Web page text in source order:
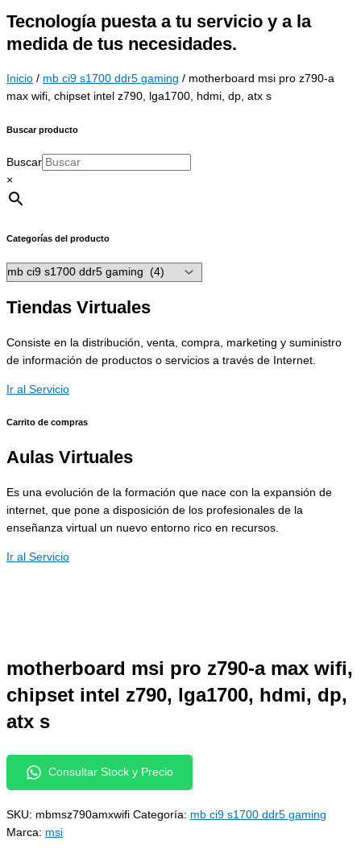
Tecnología puesta a tu servicio y a la
medida de tus necesidades.
Inicio / mb ci9 s1700 ddr5 gaming / motherboard msi pro z790-a
max wifi, chipset intel z790, lga1700, hdmi, dp, atx s
Buscar producto
Buscar
×
Categorías del producto
Tiendas Virtuales
Consiste en la distribución, venta, compra, marketing y suministro
de información de productos o servicios a través de Internet.
Ir al Servicio
Carrito de compras
Aulas Virtuales
Es una evolución de la formación que nace con la expansión de
internet, que pone a disposición de los profesionales de la
enseñanza virtual un nuevo entorno rico en recursos.
Ir al Servicio
motherboard msi pro z790-a max wifi,
chipset intel z790, lga1700, hdmi, dp,
atx s
Consultar Stock y Precio
SKU: mbmsz790amxwifi Categoría: mb ci9 s1700 ddr5 gaming
Marca: msi